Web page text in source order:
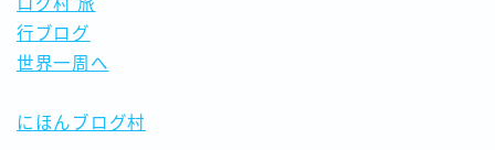
にほんブログ村